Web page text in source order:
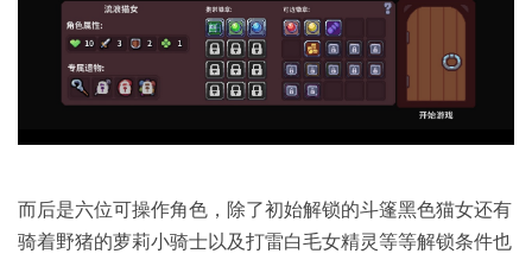
而后是六位可操作角色，除了初始解锁的斗篷黑色猫女还有
骑着野猪的萝莉小骑士以及打雷白毛女精灵等等解锁条件也